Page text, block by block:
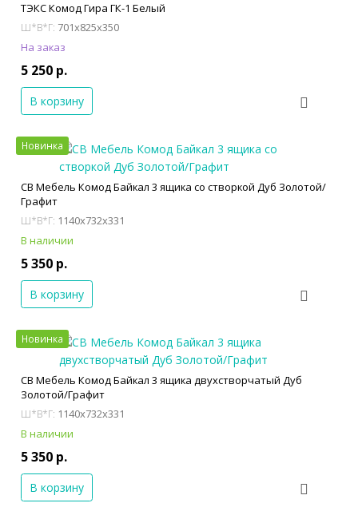
ТЭКС Комод Гира ГК-1 Белый
Ш*В*Г: 701x825x350
На заказ
5 250 р.
В корзину
Новинка
СВ Мебель Комод Байкал 3 ящика со створкой Дуб Золотой/
Графит
Ш*В*Г: 1140x732x331
В наличии
5 350 р.
В корзину
Новинка
СВ Мебель Комод Байкал 3 ящика двухстворчатый Дуб
Золотой/Графит
Ш*В*Г: 1140x732x331
В наличии
5 350 р.
В корзину